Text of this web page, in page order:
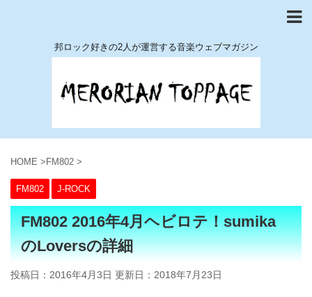
邦ロック好きの2人が運営する音楽ウェブマガジン
HOME > FM802 >
FM802 J-ROCK
FM802 2016年4月ヘビロテ！sumika
のLoversの詳細
投稿日：2016年4月3日 更新日： 2018年7月23日